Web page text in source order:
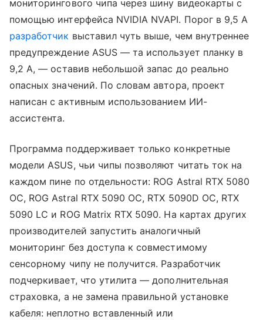
мониторингового чипа через шину видеокарты с
помощью интерфейса NVIDIA NVAPI. Порог в 9,5 А
разработчик выставил чуть выше, чем внутреннее
предупреждение ASUS — та использует планку в
9,2 А, — оставив небольшой запас до реально
опасных значений. По словам автора, проект
написан с активным использованием ИИ-
ассистента.
Программа поддерживает только конкретные
модели ASUS, чьи чипы позволяют читать ток на
каждом пине по отдельности: ROG Astral RTX 5080
OC, ROG Astral RTX 5090 OC, RTX 5090D OC, RTX
5090 LC и ROG Matrix RTX 5090. На картах других
производителей запустить аналогичный
мониторинг без доступа к совместимому
сенсорному чипу не получится. Разработчик
подчеркивает, что утилита — дополнительная
страховка, а не замена правильной установке
кабеля: неплотно вставленный или